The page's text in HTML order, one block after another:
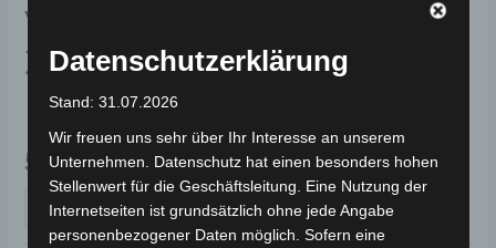
VS2 LINKE UNTERE
ZIERLEISTE-GLITZERNDES
ROT (2023)
59,00€ *
IN DEN WARENKORB
Datenschutzerklärung
Stand: 31.07.2026
Wir freuen uns sehr über Ihr Interesse an unserem
Unternehmen. Datenschutz hat einen besonders hohen
Stellenwert für die Geschäftsleitung. Eine Nutzung der
Internetseiten ist grundsätzlich ohne jede Angabe
personenbezogener Daten möglich. Sofern eine